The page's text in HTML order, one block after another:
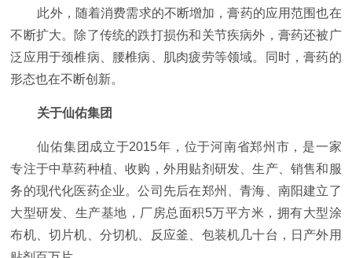
此外，随着消费需求的不断增加，膏药的应用范围也在
不断扩大。除了传统的跌打损伤和关节疾病外， 膏药还被广
泛应用于颈椎病、腰椎病、肌肉疲劳等领域。同时，膏药的
形态也在不断创新。
关于仙佑集团
仙佑集团成立于2015年，位于河南省郑州市，是一家
专注于中草药种植、收购，外用贴剂研发、生产、销售和服
务的现代化医药企业。公司先后在郑州、青海、南阳建立了
大型研发、生产基地，厂房总面积5万平方米，拥有大型涂
布机、切片机、分切机、反应釜、包装机几十台 ，日产外用